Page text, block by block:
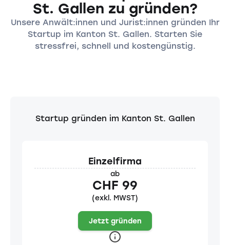
St. Gallen zu gründen?
Unsere Anwält:innen und Jurist:innen gründen Ihr
Startup im Kanton St. Gallen. Starten Sie
stressfrei, schnell und kostengünstig.
Startup gründen im Kanton St. Gallen
Einzelfirma
ab
CHF 99
(exkl. MWST)
Jetzt gründen